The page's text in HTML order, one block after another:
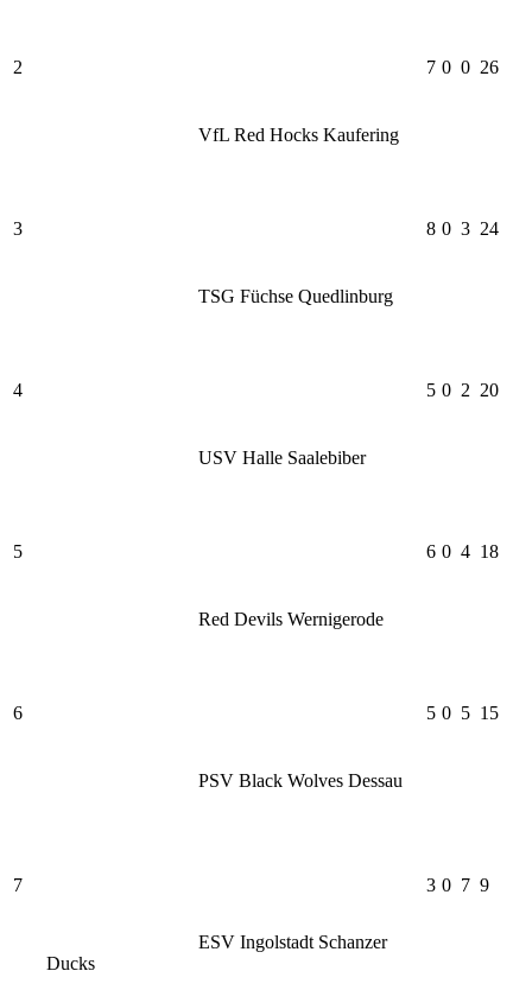
2
VfL Red Hocks Kaufering
7 0 0 26
3
TSG Füchse Quedlinburg
8 0 3 24
4
USV Halle Saalebiber
5 0 2 20
5
Red Devils Wernigerode
6 0 4 18
6
PSV Black Wolves Dessau
5 0 5 15
7
ESV Ingolstadt Schanzer
Ducks
3 0 7 9